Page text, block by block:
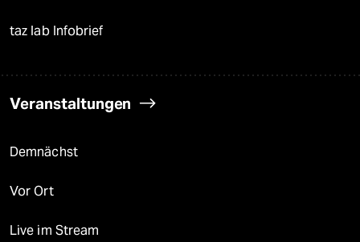
taz lab Infobrief
Veranstaltungen
Demnächst
Vor Ort
Live im Stream